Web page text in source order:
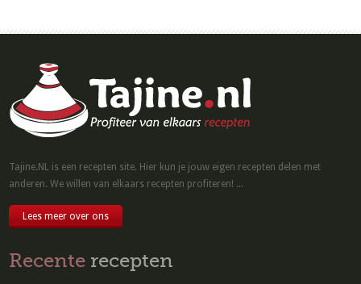
Tajine.NL is een recepten site. Hier kun je jouw eigen recepten delen met
anderen. We willen van elkaars recepten profiteren! ...
Lees meer over ons
Recente recepten